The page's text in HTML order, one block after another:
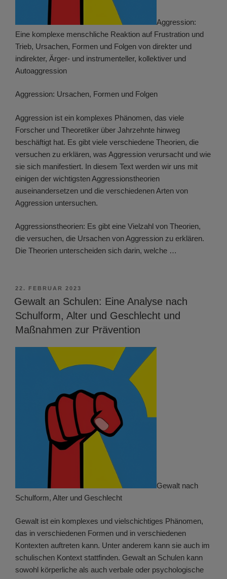
Aggression:
Eine komplexe menschliche Reaktion auf Frustration und
Trieb, Ursachen, Formen und Folgen von direkter und
indirekter, Ärger- und instrumenteller, kollektiver und
Autoaggression
Aggression: Ursachen, Formen und Folgen
Aggression ist ein komplexes Phänomen, das viele
Forscher und Theoretiker über Jahrzehnte hinweg
beschäftigt hat. Es gibt viele verschiedene Theorien, die
versuchen zu erklären, was Aggression verursacht und wie
sie sich manifestiert. In diesem Text werden wir uns mit
einigen der wichtigsten Aggressionstheorien
auseinandersetzen und die verschiedenen Arten von
Aggression untersuchen.
Aggressionstheorien: Es gibt eine Vielzahl von Theorien,
die versuchen, die Ursachen von Aggression zu erklären.
Die Theorien unterscheiden sich darin, welche …
VERÖFFENTLICHT
AM
22. FEBRUAR 2023
Gewalt an Schulen: Eine Analyse nach
Schulform, Alter und Geschlecht und
Maßnahmen zur Prävention
Gewalt nach
Schulform, Alter und Geschlecht
Gewalt ist ein komplexes und vielschichtiges Phänomen,
das in verschiedenen Formen und in verschiedenen
Kontexten auftreten kann. Unter anderem kann sie auch im
schulischen Kontext stattfinden. Gewalt an Schulen kann
sowohl körperliche als auch verbale oder psychologische